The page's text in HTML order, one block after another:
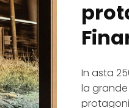
In asta
la